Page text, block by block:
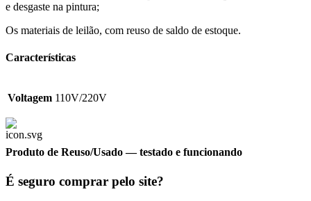
e desgaste na pintura;
Os materiais de leilão, com reuso de saldo de estoque.
Características
Voltagem 110V/220V
Produto de Reuso/Usado— testado e funcionando
É seguro comprar pelo site?